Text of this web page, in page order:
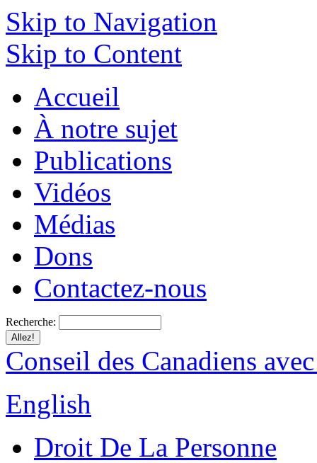
Skip to Navigation
Skip to Content
Accueil
À notre sujet
Publications
Vidéos
Médias
Dons
Contactez-nous
Recherche:
Conseil des Canadiens
English
Droit De La Personne